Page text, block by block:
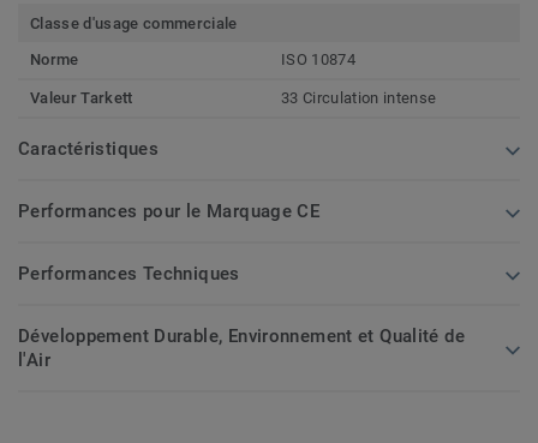
Classe d'usage commerciale
Norme
ISO 10874
Valeur Tarkett 33 Circulation intense
Caractéristiques
Performances pour le Marquage CE
Performances Techniques
Développement Durable, Environnement et Qualité de
l'Air